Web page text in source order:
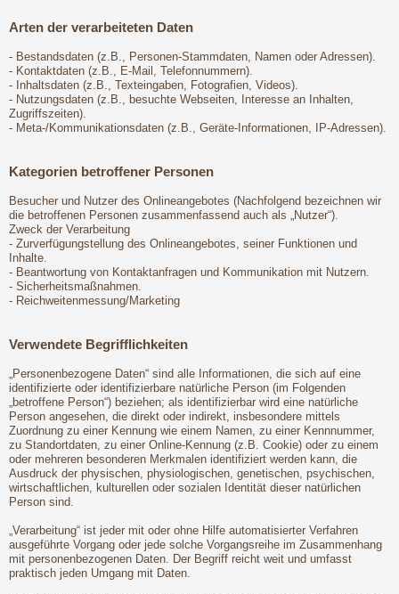
Arten der verarbeiteten Daten
- Bestandsdaten (z.B., Personen-Stammdaten, Namen oder Adressen).
- Kontaktdaten (z.B., E-Mail, Telefonnummern).
- Inhaltsdaten (z.B., Texteingaben, Fotografien, Videos).
- Nutzungsdaten (z.B., besuchte Webseiten, Interesse an Inhalten,
Zugriffszeiten).
- Meta-/Kommunikationsdaten (z.B., Geräte-Informationen, IP-Adressen).
Kategorien betroffener Personen
Besucher und Nutzer des Onlineangebotes (Nachfolgend bezeichnen wir
die betroffenen Personen zusammenfassend auch als „Nutzer“).
Zweck der Verarbeitung
- Zurverfügungstellung des Onlineangebotes, seiner Funktionen und
Inhalte.
- Beantwortung von Kontaktanfragen und Kommunikation mit Nutzern.
- Sicherheitsmaßnahmen.
- Reichweitenmessung/Marketing
Verwendete Begrifflichkeiten
„Personenbezogene Daten“ sind alle Informationen, die sich auf eine
identifizierte oder identifizierbare natürliche Person (im Folgenden
„betroffene Person“) beziehen; als identifizierbar wird eine natürliche
Person angesehen, die direkt oder indirekt, insbesondere mittels
Zuordnung zu einer Kennung wie einem Namen, zu einer Kennnummer,
zu Standortdaten, zu einer Online-Kennung (z.B. Cookie) oder zu einem
oder mehreren besonderen Merkmalen identifiziert werden kann, die
Ausdruck der physischen, physiologischen, genetischen, psychischen,
wirtschaftlichen, kulturellen oder sozialen Identität dieser natürlichen
Person sind.
„Verarbeitung“ ist jeder mit oder ohne Hilfe automatisierter Verfahren
ausgeführte Vorgang oder jede solche Vorgangsreihe im Zusammenhang
mit personenbezogenen Daten. Der Begriff reicht weit und umfasst
praktisch jeden Umgang mit Daten.